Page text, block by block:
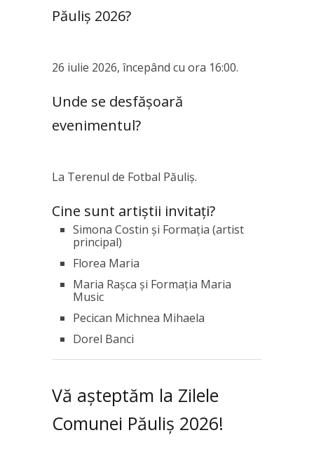
Păuliș 2026?
26 iulie 2026, începând cu ora 16:00.
Unde se desfășoară
evenimentul?
La Terenul de Fotbal Păuliș.
Cine sunt artiștii invitați?
Simona Costin și Formația (artist
principal)
Florea Maria
Maria Rașca și Formația Maria
Music
Pecican Michnea Mihaela
Dorel Banci
Vă așteptăm la Zilele
Comunei Păuliș 2026!